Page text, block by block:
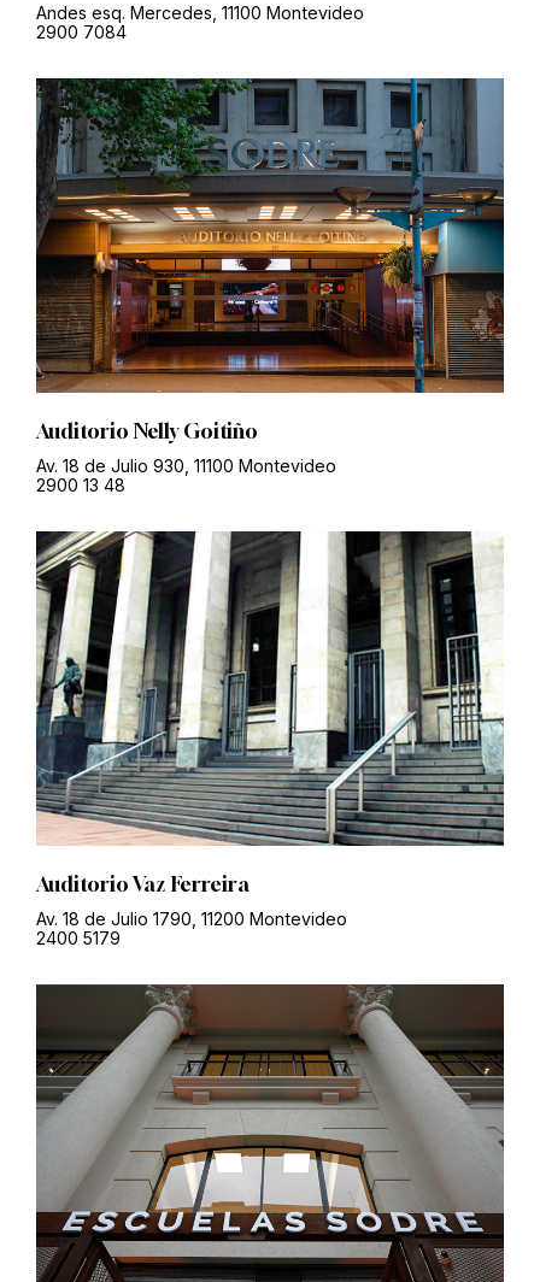
Andes esq. Mercedes, 11100 Montevideo
2900 7084
Auditorio Nelly Goitiño
Av. 18 de Julio 930, 11100 Montevideo
2900 13 48
Auditorio Vaz Ferreira
Av. 18 de Julio 1790, 11200 Montevideo
2400 5179